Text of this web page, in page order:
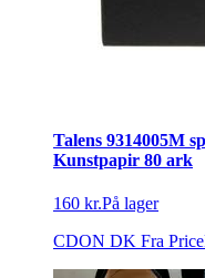
Talens 9314005M
Kunstpapir 80 ark
160 kr.På lager
CDON DK Fra